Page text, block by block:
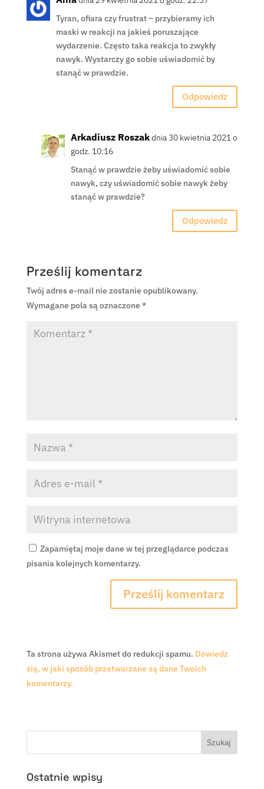
Tyran, ofiara czy frustrat – przybieramy ich
maski w reakcji na jakieś poruszające
wydarzenie. Często taka reakcja to zwykły
nawyk. Wystarczy go sobie uświadomić by
stanąć w prawdzie.
Odpowiedz
Arkadiusz Roszakdnia 30 kwietnia 2021 o
godz. 10:16
Stanąć w prawdzie żeby uświadomić sobie
nawyk, czy uświadomić sobie nawyk żeby
stanąć w prawdzie?
Odpowiedz
Prześlij komentarz
Twój adres e-mail nie zostanie opublikowany.
Wymagane pola są oznaczone*
Zapamiętaj moje dane w tej przeglądarce podczas
pisania kolejnych komentarzy.
Ta strona używa Akismet do redukcji spamu. Dowiedz
się, w jaki sposób przetwarzane są dane Twoich
komentarzy.
Ostatnie wpisy